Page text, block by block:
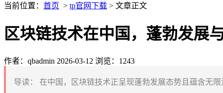
当前位置： 首页 > tp官网下载 > 文章正文
区块链技术在中国，蓬勃发展
作者：qbadmin 2026-03-12 浏览：1243
导读：
在中国，区块链技术正呈现蓬勃发展态势且蕴含无